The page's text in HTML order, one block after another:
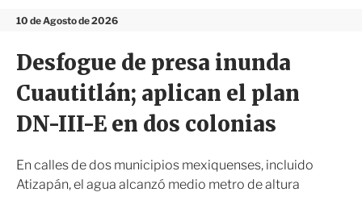
n
10 de Agosto de 2026
i
o
r
Desfogue de presa inunda
Cuautitlán; aplican el plan
DN-III-E en dos colonias
En calles de dos municipios mexiquenses, incluido
Atizapán, el agua alcanzó medio metro de altura